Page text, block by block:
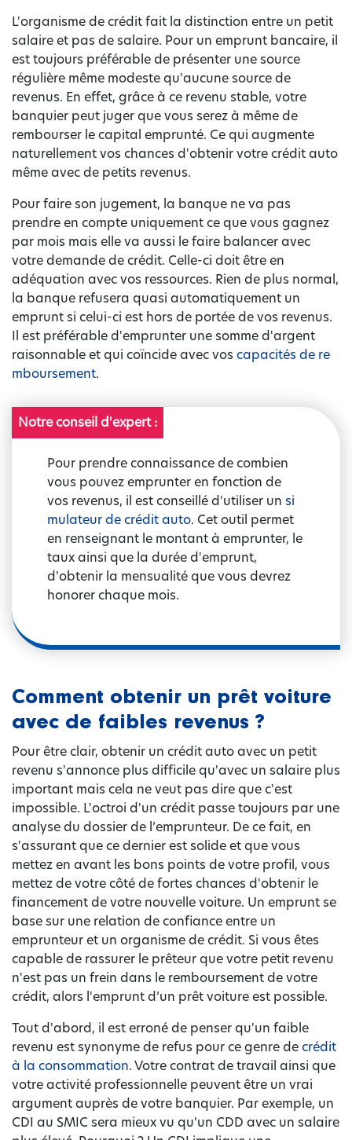
L'organisme de crédit fait la distinction entre un petit
salaire et pas de salaire. Pour un emprunt bancaire, il
est toujours préférable de présenter une source
régulière même modeste qu'aucune source de
revenus. En effet, grâce à ce revenu stable, votre
banquier peut juger que vous serez à même de
rembourser le capital emprunté. Ce qui augmente
naturellement vos chances d'obtenir votre crédit auto
même avec de petits revenus.
Pour faire son jugement, la banque ne va pas
prendre en compte uniquement ce que vous gagnez
par mois mais elle va aussi le faire balancer avec
votre demande de crédit. Celle-ci doit être en
adéquation avec vos ressources. Rien de plus normal,
la banque refusera quasi automatiquement un
emprunt si celui-ci est hors de portée de vos revenus.
Il est préférable d'emprunter une somme d'argent
raisonnable et qui coïncide avec vos capacités de re
mboursement.
Notre conseil d'expert :
Pour prendre connaissance de combien
vous pouvez emprunter en fonction de
vos revenus, il est conseillé d'utiliser un si
mulateur de crédit auto. Cet outil permet
en renseignant le montant à emprunter, le
taux ainsi que la durée d'emprunt,
d'obtenir la mensualité que vous devrez
honorer chaque mois.
Comment obtenir un prêt voiture
avec de faibles revenus ?
Pour être clair, obtenir un crédit auto avec un petit
revenu s'annonce plus difficile qu'avec un salaire plus
important mais cela ne veut pas dire que c'est
impossible. L'octroi d'un crédit passe toujours par une
analyse du dossier de l’emprunteur. De ce fait, en
s'assurant que ce dernier est solide et que vous
mettez en avant les bons points de votre profil, vous
mettez de votre côté de fortes chances d'obtenir le
financement de votre nouvelle voiture. Un emprunt se
base sur une relation de confiance entre un
emprunteur et un organisme de crédit. Si vous êtes
capable de rassurer le prêteur que votre petit revenu
n'est pas un frein dans le remboursement de votre
crédit, alors l'emprunt d’un prêt voiture est possible.
Tout d'abord, il est erroné de penser qu'un faible
revenu est synonyme de refus pour ce genre decrédit
à la consommation. Votre contrat de travail ainsi que
votre activité professionnelle peuvent être un vrai
argument auprès de votre banquier. Par exemple, un
CDI au SMIC sera mieux vu qu'un CDD avec un salaire